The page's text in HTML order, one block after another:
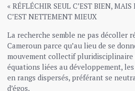
« RÉFLÉCHIR SEUL C’EST BIEN,
C’EST NETTEMENT MIEUX
La recherche semble ne pas décoller
Cameroun parce qu’au lieu de se
mouvement collectif pluridisciplinaire
équations liées au développement,
en rangs dispersés, préférant se
d’égos.